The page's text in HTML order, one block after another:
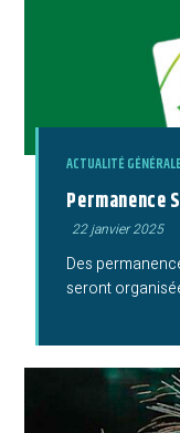
ACTUALITÉ
Permanence
Publication
22 janvier 2025
Des
seront